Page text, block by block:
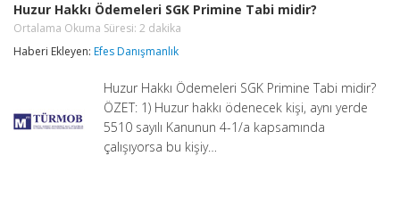
Ödemeleri
SGK
Primine
Tabi
Ortalama
Okuma
Süresi:
2
dakika
Huzur Hakkı Ödemeleri SGK Primine Tabi midir?
Ortalama Okuma Süresi: 2 dakika
Haberi Ekleyen: Efes Danışmanlık
Huzur Hakkı Ödemeleri SGK Primine Tabi midir?
ÖZET: 1) Huzur hakkı ödenecek kişi, aynı yerde
5510 sayılı Kanunun 4-1/a kapsamında
çalışıyorsa bu kişiy…